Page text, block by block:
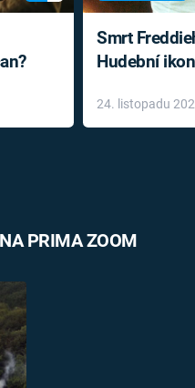
Smrt
Hudební
léky
24. listopadu
PRIMA ZOOM